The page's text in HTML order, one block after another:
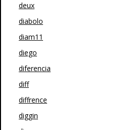
deux
diabolo
diam11
diego
diferencia
diff
diffrence
diggin